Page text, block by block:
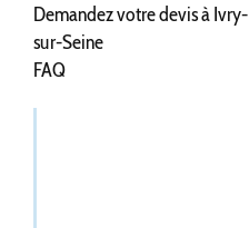
Demandez votre devis à Ivry-
sur-Seine
FAQ